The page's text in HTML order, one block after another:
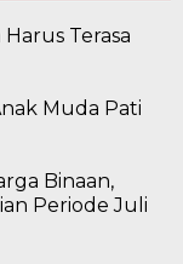
Terasa
Muda Pati
Binaan,
Periode Juli